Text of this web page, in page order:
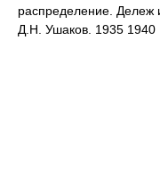
распределение. Дележ
Д.Н. Ушаков. 1935